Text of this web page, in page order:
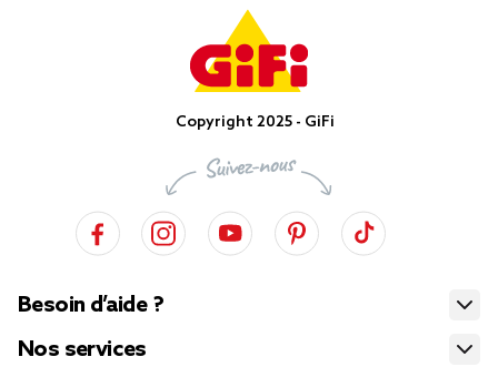
Copyright 2025 - GiFi
Besoin d’aide ?
Nos services